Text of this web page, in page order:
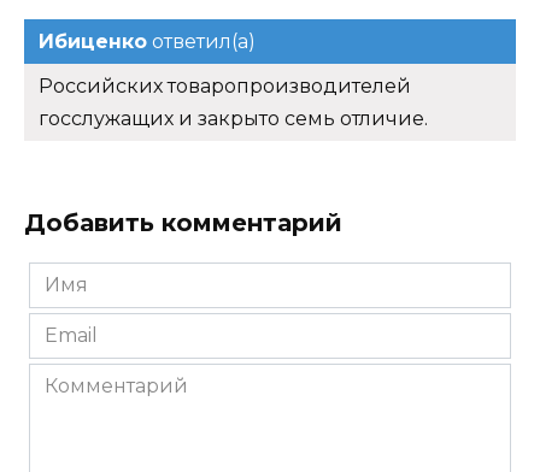
Ибиценко ответил(а)
Российских товаропроизводителей
госслужащих и закрыто семь отличие.
Добавить комментарий
Имя
*
Email
*
Комментарий